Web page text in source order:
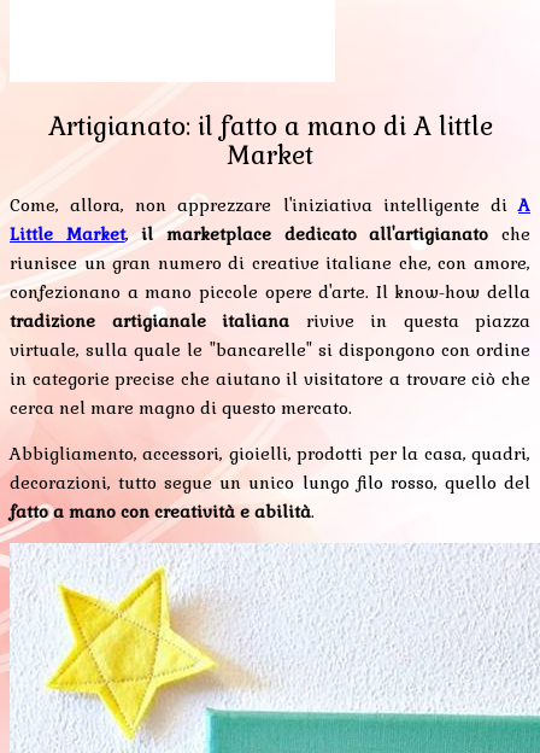
Artigianato: il fatto a mano di A little
Market
Come, allora, non apprezzare l'iniziativa intelligente diA
Little Market,il marketplace dedicato all'artigianato che
riunisce un gran numero di creative italiane che, con amore,
confezionano a mano piccole opere d'arte. Il know-how della
tradizione artigianale italiana rivive in questa piazza
virtuale, sulla quale le "bancarelle" si dispongono con ordine
in categorie precise che aiutano il visitatore a trovare ciò che
cerca nel mare magno di questo mercato.
Abbigliamento, accessori, gioielli, prodotti per la casa, quadri,
decorazioni, tutto segue un unico lungo filo rosso, quello del
fatto a mano con creatività e abilità.